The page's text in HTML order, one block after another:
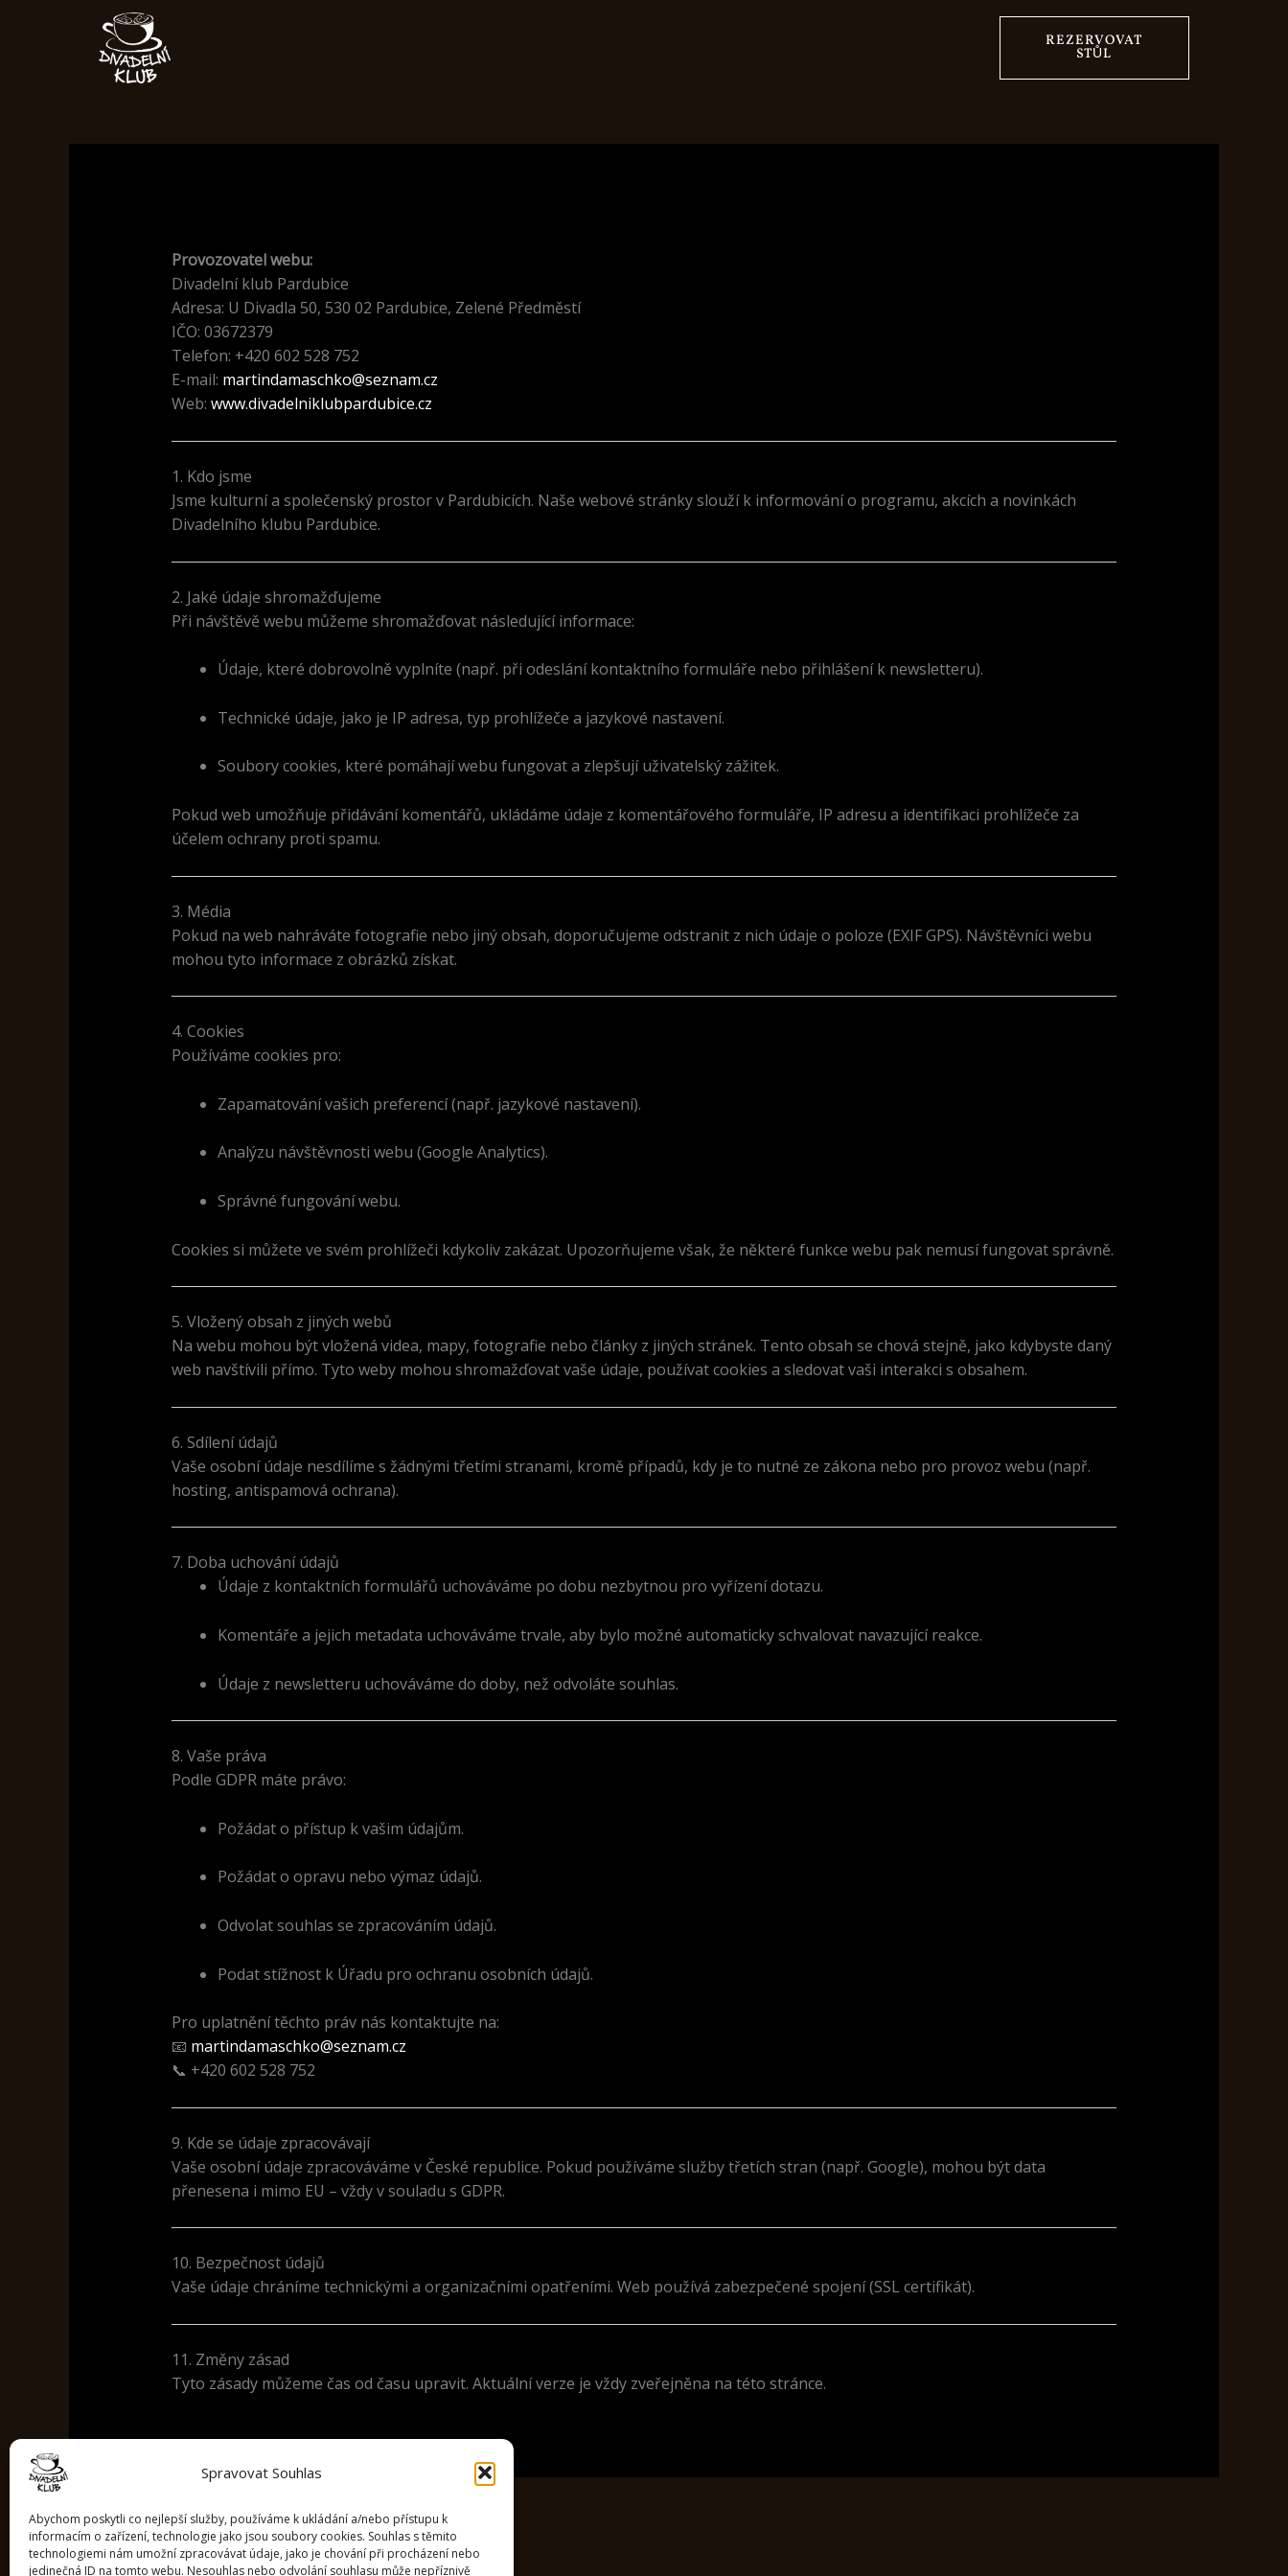
Spravovat Souhlas
Abychom poskytli co nejlepší služby, používáme k ukládání a/nebo přístupu k
informacím o zařízení, technologie jako jsou soubory cookies. Souhlas s těmito
technologiemi nám umožní zpracovávat údaje, jako je chování při procházení nebo
jedinečná ID na tomto webu. Nesouhlas nebo odvolání souhlasu může nepříznivě
REZERVOVAT
STŮL
Provozovatel webu:
Divadelní klub Pardubice
Adresa: U Divadla 50, 530 02 Pardubice, Zelené Předměstí
IČO: 03672379
Telefon: +420 602 528 752
E-mail: martindamaschko@seznam.cz
Web: www.divadelniklubpardubice.cz
1. Kdo jsme
Jsme kulturní a společenský prostor v Pardubicích. Naše webové stránky slouží k informování o programu, akcích a novinkách
Divadelního klubu Pardubice.
2. Jaké údaje shromažďujeme
Při návštěvě webu můžeme shromažďovat následující informace:
Údaje, které dobrovolně vyplníte (např. při odeslání kontaktního formuláře nebo přihlášení k newsletteru).
Technické údaje, jako je IP adresa, typ prohlížeče a jazykové nastavení.
Soubory cookies, které pomáhají webu fungovat a zlepšují uživatelský zážitek.
Pokud web umožňuje přidávání komentářů, ukládáme údaje z komentářového formuláře, IP adresu a identifikaci prohlížeče za
účelem ochrany proti spamu.
3. Média
Pokud na web nahráváte fotografie nebo jiný obsah, doporučujeme odstranit z nich údaje o poloze (EXIF GPS). Návštěvníci webu
mohou tyto informace z obrázků získat.
4. Cookies
Používáme cookies pro:
Zapamatování vašich preferencí (např. jazykové nastavení).
Analýzu návštěvnosti webu (Google Analytics).
Správné fungování webu.
Cookies si můžete ve svém prohlížeči kdykoliv zakázat. Upozorňujeme však, že některé funkce webu pak nemusí fungovat správně.
5. Vložený obsah z jiných webů
Na webu mohou být vložená videa, mapy, fotografie nebo články z jiných stránek. Tento obsah se chová stejně, jako kdybyste daný
web navštívili přímo. Tyto weby mohou shromažďovat vaše údaje, používat cookies a sledovat vaši interakci s obsahem.
6. Sdílení údajů
Vaše osobní údaje nesdílíme s žádnými třetími stranami, kromě případů, kdy je to nutné ze zákona nebo pro provoz webu (např.
hosting, antispamová ochrana).
7. Doba uchování údajů
Údaje z kontaktních formulářů uchováváme po dobu nezbytnou pro vyřízení dotazu.
Komentáře a jejich metadata uchováváme trvale, aby bylo možné automaticky schvalovat navazující reakce.
Údaje z newsletteru uchováváme do doby, než odvoláte souhlas.
8. Vaše práva
Podle GDPR máte právo:
Požádat o přístup k vašim údajům.
Požádat o opravu nebo výmaz údajů.
Odvolat souhlas se zpracováním údajů.
Podat stížnost k Úřadu pro ochranu osobních údajů.
Pro uplatnění těchto práv nás kontaktujte na:
📧 martindamaschko@seznam.cz
📞 +420 602 528 752
9. Kde se údaje zpracovávají
Vaše osobní údaje zpracováváme v České republice. Pokud používáme služby třetích stran (např. Google), mohou být data
přenesena i mimo EU – vždy v souladu s GDPR.
10. Bezpečnost údajů
Vaše údaje chráníme technickými a organizačními opatřeními. Web používá zabezpečené spojení (SSL certifikát).
11. Změny zásad
Tyto zásady můžeme čas od času upravit. Aktuální verze je vždy zveřejněna na této stránce.